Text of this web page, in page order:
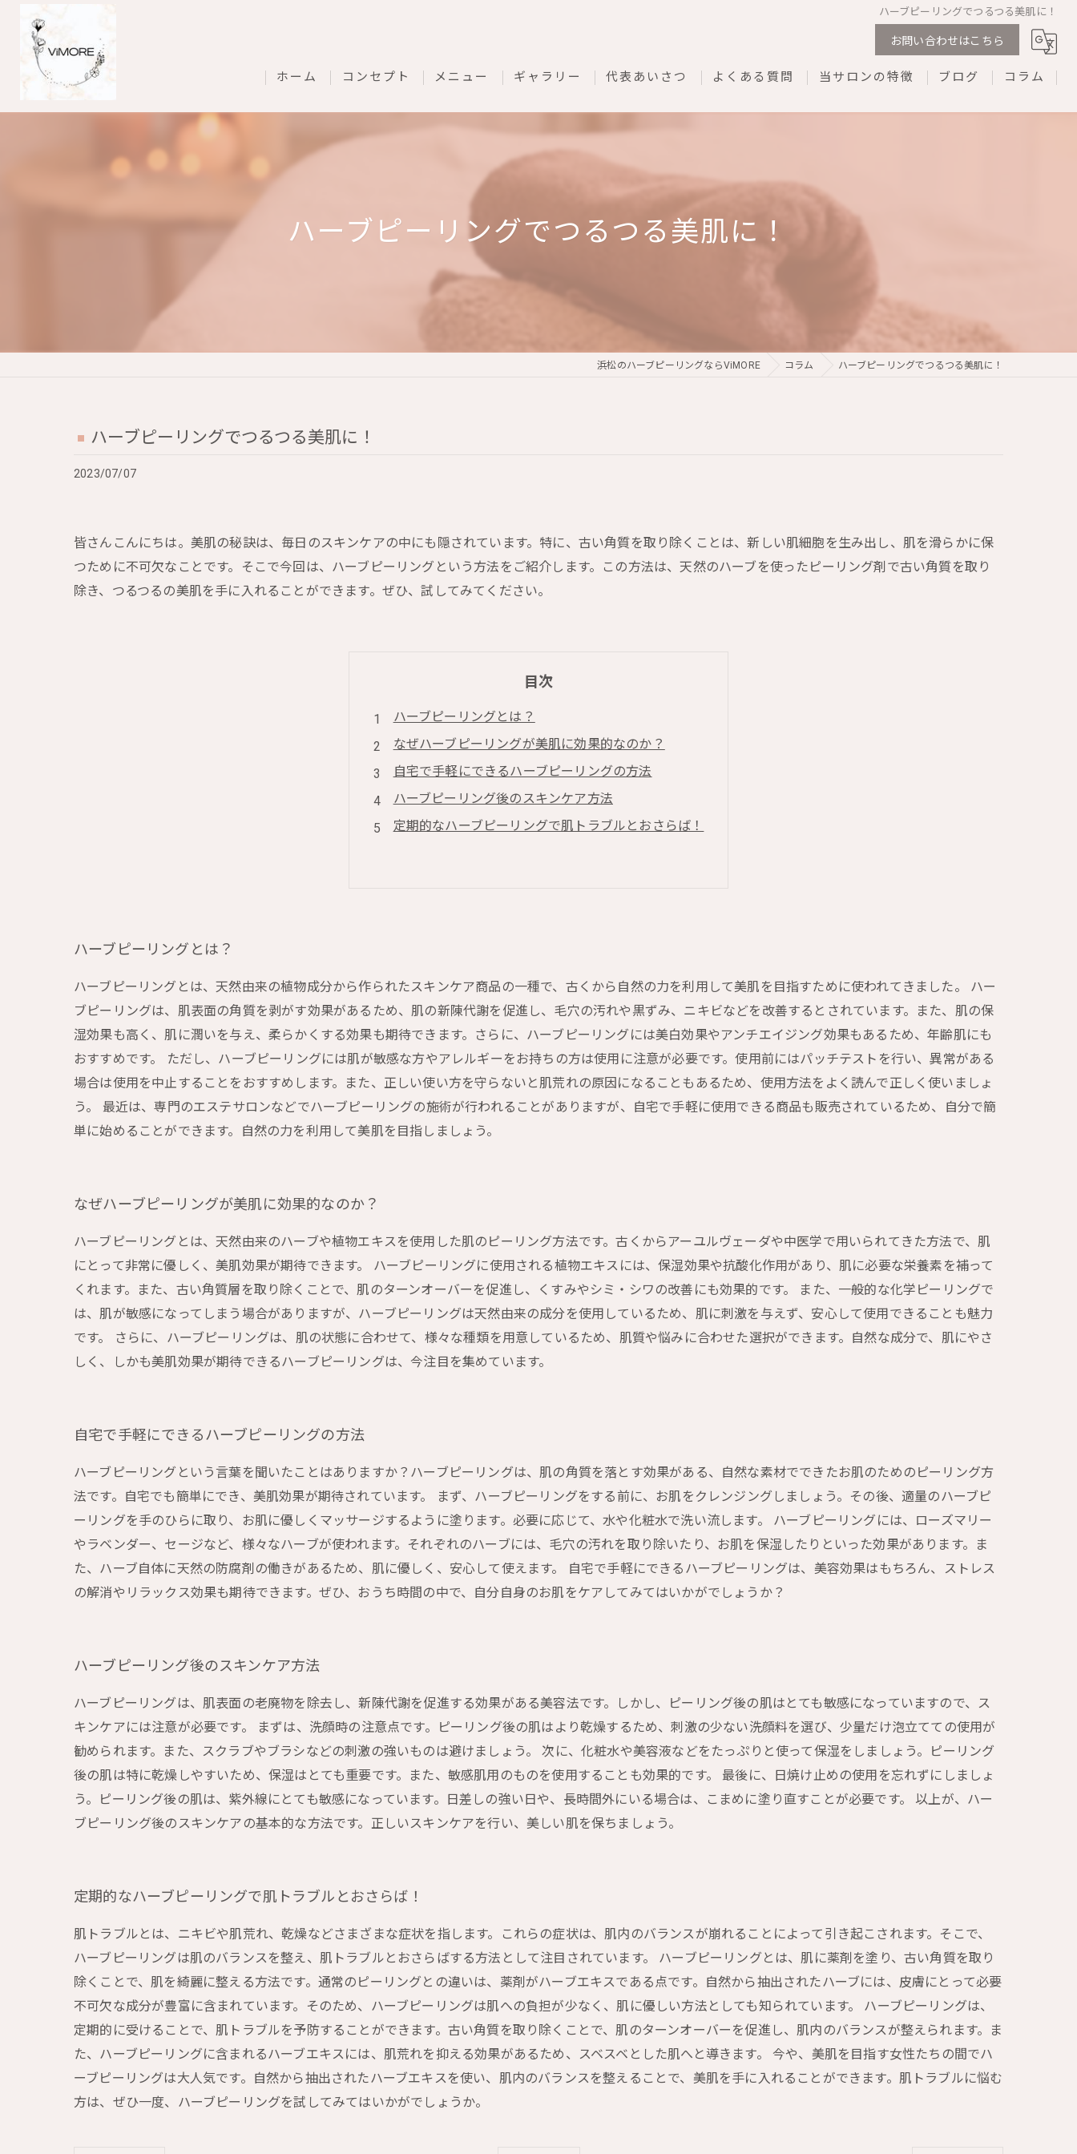
ハーブピーリングでつるつる美肌に！
お問い合わせはこちら
ホーム コンセプト メニュー ギャラリー 代表あいさつ よくある質問 当サロンの特徴
REVI
ブログ コラム
ハーブピーリングでつるつる美肌に！
浜松のハーブピーリングならViMORE コラム ハーブピーリングでつるつる美肌に！
ハーブピーリングでつるつる美肌に！
2023/07/07
皆さんこんにちは。美肌の秘訣は、毎日のスキンケアの中にも隠されています。特に、古い角質を取り除くことは、新しい肌細胞を生み出し、肌を滑らかに保
つために不可欠なことです。そこで今回は、ハーブピーリングという方法をご紹介します。この方法は、天然のハーブを使ったピーリング剤で古い角質を取り
除き、つるつるの美肌を手に入れることができます。ぜひ、試してみてください。
目次
ハーブピーリングとは？
なぜハーブピーリングが美肌に効果的なのか？
自宅で手軽にできるハーブピーリングの方法
ハーブピーリング後のスキンケア方法
定期的なハーブピーリングで肌トラブルとおさらば！
ハーブピーリングとは？
ハーブピーリングとは、天然由来の植物成分から作られたスキンケア商品の一種で、古くから自然の力を利用して美肌を目指すために使われてきました。 ハー
ブピーリングは、肌表面の角質を剥がす効果があるため、肌の新陳代謝を促進し、毛穴の汚れや黒ずみ、ニキビなどを改善するとされています。また、肌の保
湿効果も高く、肌に潤いを与え、柔らかくする効果も期待できます。さらに、ハーブピーリングには美白効果やアンチエイジング効果もあるため、年齢肌にも
おすすめです。 ただし、ハーブピーリングには肌が敏感な方やアレルギーをお持ちの方は使用に注意が必要です。使用前にはパッチテストを行い、異常がある
場合は使用を中止することをおすすめします。また、正しい使い方を守らないと肌荒れの原因になることもあるため、使用方法をよく読んで正しく使いましょ
う。 最近は、専門のエステサロンなどでハーブピーリングの施術が行われることがありますが、自宅で手軽に使用できる商品も販売されているため、自分で簡
単に始めることができます。自然の力を利用して美肌を目指しましょう。
なぜハーブピーリングが美肌に効果的なのか？
ハーブピーリングとは、天然由来のハーブや植物エキスを使用した肌のピーリング方法です。古くからアーユルヴェーダや中医学で用いられてきた方法で、肌
にとって非常に優しく、美肌効果が期待できます。 ハーブピーリングに使用される植物エキスには、保湿効果や抗酸化作用があり、肌に必要な栄養素を補って
くれます。また、古い角質層を取り除くことで、肌のターンオーバーを促進し、くすみやシミ・シワの改善にも効果的です。 また、一般的な化学ピーリングで
は、肌が敏感になってしまう場合がありますが、ハーブピーリングは天然由来の成分を使用しているため、肌に刺激を与えず、安心して使用できることも魅力
です。 さらに、ハーブピーリングは、肌の状態に合わせて、様々な種類を用意しているため、肌質や悩みに合わせた選択ができます。自然な成分で、肌にやさ
しく、しかも美肌効果が期待できるハーブピーリングは、今注目を集めています。
自宅で手軽にできるハーブピーリングの方法
ハーブピーリングという言葉を聞いたことはありますか？ハーブピーリングは、肌の角質を落とす効果がある、自然な素材でできたお肌のためのピーリング方
法です。自宅でも簡単にでき、美肌効果が期待されています。 まず、ハーブピーリングをする前に、お肌をクレンジングしましょう。その後、適量のハーブピ
ーリングを手のひらに取り、お肌に優しくマッサージするように塗ります。必要に応じて、水や化粧水で洗い流します。 ハーブピーリングには、ローズマリー
やラベンダー、セージなど、様々なハーブが使われます。それぞれのハーブには、毛穴の汚れを取り除いたり、お肌を保湿したりといった効果があります。ま
た、ハーブ自体に天然の防腐剤の働きがあるため、肌に優しく、安心して使えます。 自宅で手軽にできるハーブピーリングは、美容効果はもちろん、ストレス
の解消やリラックス効果も期待できます。ぜひ、おうち時間の中で、自分自身のお肌をケアしてみてはいかがでしょうか？
ハーブピーリング後のスキンケア方法
ハーブピーリングは、肌表面の老廃物を除去し、新陳代謝を促進する効果がある美容法です。しかし、ピーリング後の肌はとても敏感になっていますので、ス
キンケアには注意が必要です。 まずは、洗顔時の注意点です。ピーリング後の肌はより乾燥するため、刺激の少ない洗顔料を選び、少量だけ泡立てての使用が
勧められます。また、スクラブやブラシなどの刺激の強いものは避けましょう。 次に、化粧水や美容液などをたっぷりと使って保湿をしましょう。ピーリング
後の肌は特に乾燥しやすいため、保湿はとても重要です。また、敏感肌用のものを使用することも効果的です。 最後に、日焼け止めの使用を忘れずにしましょ
う。ピーリング後の肌は、紫外線にとても敏感になっています。日差しの強い日や、長時間外にいる場合は、こまめに塗り直すことが必要です。 以上が、ハー
ブピーリング後のスキンケアの基本的な方法です。正しいスキンケアを行い、美しい肌を保ちましょう。
定期的なハーブピーリングで肌トラブルとおさらば！
肌トラブルとは、ニキビや肌荒れ、乾燥などさまざまな症状を指します。これらの症状は、肌内のバランスが崩れることによって引き起こされます。そこで、
ハーブピーリングは肌のバランスを整え、肌トラブルとおさらばする方法として注目されています。 ハーブピーリングとは、肌に薬剤を塗り、古い角質を取り
除くことで、肌を綺麗に整える方法です。通常のピーリングとの違いは、薬剤がハーブエキスである点です。自然から抽出されたハーブには、皮膚にとって必要
不可欠な成分が豊富に含まれています。そのため、ハーブピーリングは肌への負担が少なく、肌に優しい方法としても知られています。 ハーブピーリングは、
定期的に受けることで、肌トラブルを予防することができます。古い角質を取り除くことで、肌のターンオーバーを促進し、肌内のバランスが整えられます。ま
た、ハーブピーリングに含まれるハーブエキスには、肌荒れを抑える効果があるため、スベスベとした肌へと導きます。 今や、美肌を目指す女性たちの間でハ
ーブピーリングは大人気です。自然から抽出されたハーブエキスを使い、肌内のバランスを整えることで、美肌を手に入れることができます。肌トラブルに悩む
方は、ぜひ一度、ハーブピーリングを試してみてはいかがでしょうか。